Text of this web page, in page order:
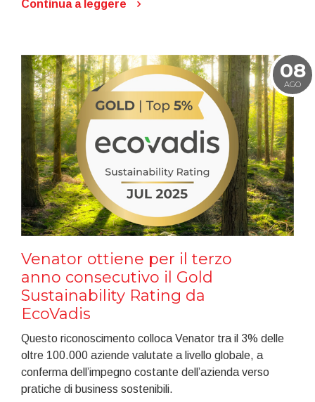
Continua a leggere
08
AGO
Venator ottiene per il terzo
anno consecutivo il Gold
Sustainability Rating da
EcoVadis
Questo riconoscimento colloca Venator tra il 3% delle
oltre 100.000 aziende valutate a livello globale, a
conferma dell’impegno costante dell’azienda verso
pratiche di business sostenibili.